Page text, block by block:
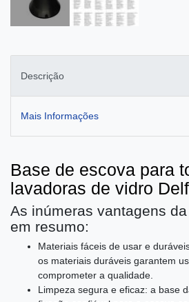
Descrição
Mais Informações
Base de escova para
lavadoras de vidro
As inúmeras vantagens
em resumo:
Materiais fáceis de usar e
os materiais duráveis ​​garantem
comprometer a qualidade.
Limpeza segura e eficaz: a base